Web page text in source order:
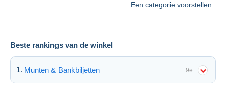
Beste rankings van de winkel
Munten & Bankbiljetten 9e
Een categorie voorstellen